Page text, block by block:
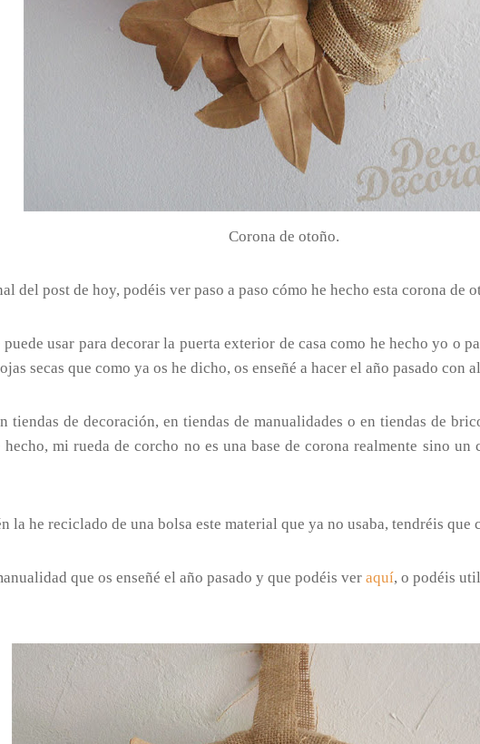
Corona de otoño.
del post de hoy, podéis ver paso a paso cómo he hecho esta corona de
usar para decorar la puerta exterior de casa como he hecho yo o
secas que como ya os he dicho, os enseñé a hacer el año pasado con
tiendas de decoración, en tiendas de manualidades o en tiendas de
mi rueda de corcho no es una base de corona realmente sino
la he reciclado de una bolsa este material que ya no usaba, tendréis que
que os enseñé el año pasado y que podéis veraquí, o podéis